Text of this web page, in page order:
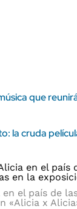
que
la cruda
el país de
«Alicia x